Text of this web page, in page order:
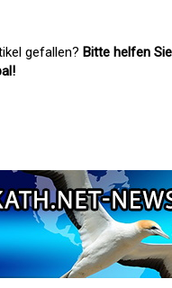
gefallen? Bitte helfen